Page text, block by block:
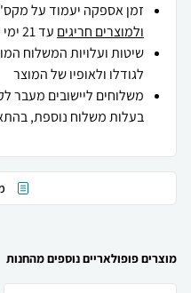
זמן אספקה יעמוד על מקס' 7 ימי עסקים מיום הזמנה,
ולמוצרים חריגים עד 21 ימי עסקים .
שיטות ועלויות המשלוח
לגודלו ולאופיו של המוצר
משלוחים ליישובים מעבר
בעלות משלוח נוספת,
מוצרים פופולאריים נוספים מהחנות